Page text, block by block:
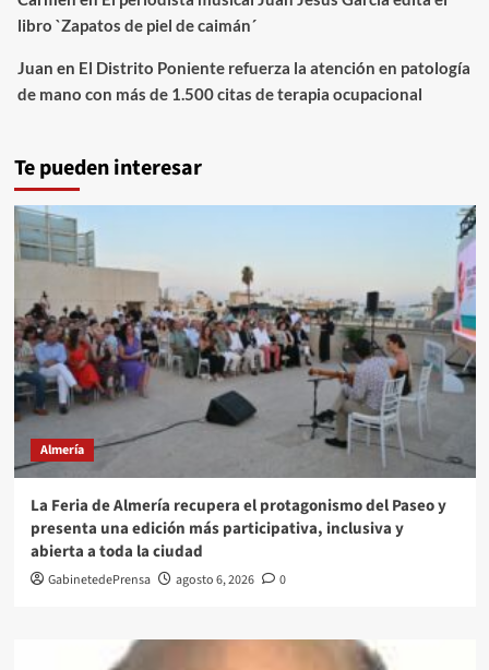
libro `Zapatos de piel de caimán´
Juan en El Distrito Poniente refuerza la atención en patología
de mano con más de 1.500 citas de terapia ocupacional
Te pueden interesar
Almería
La Feria de Almería recupera el protagonismo del Paseo y
presenta una edición más participativa, inclusiva y
abierta a toda la ciudad
GabinetedePrensa agosto 6, 2026 0